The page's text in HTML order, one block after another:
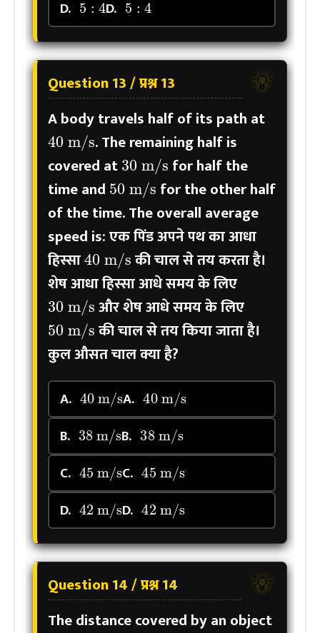
D. D.
💡
Question 13 / प्रश्न 13
A body travels half of its path at
40m/s
. The remaining half is
covered at
30m/s
for half the
time and
50m/s
for the other half
of the time. The overall average
speed is:एक पिंड अपने पथ का आधा
हिस्सा
40m/s
की चाल से तय करता है।
शेष आधा हिस्सा आधे समय के लिए
30m/s
और शेष आधे समय के लिए
50m/s
की चाल से तय किया जाता है।
कुल औसत चाल क्या है?
A.
40m/s
A.
40m/s
B.
38m/s
B.
38m/s
C.
45m/s
C.
45m/s
D.
42m/s
D.
42m/s
💡
Question 14 / प्रश्न 14
The distance covered by an object